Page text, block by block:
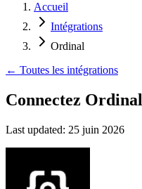
Accueil
Intégrations
Ordinal
← Toutes les intégrations
Connectez Ordinal
Last updated: 25 juin 2026